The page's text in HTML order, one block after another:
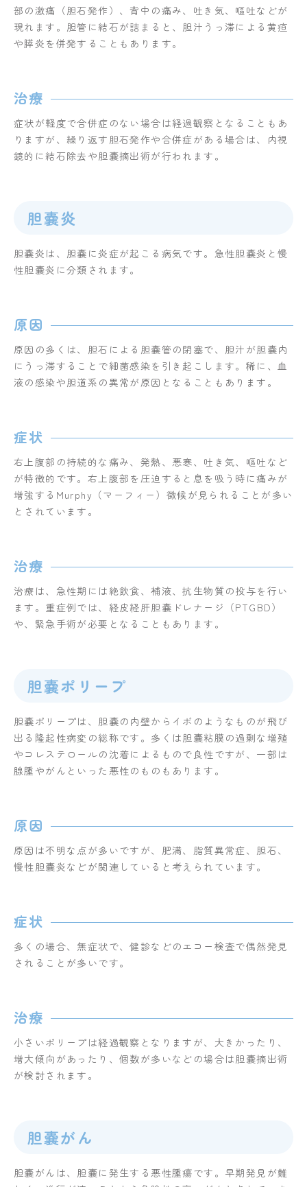
部の激痛（胆石発作）、背中の痛み、吐き気、嘔吐などが
現れます。胆管に結石が詰まると、胆汁うっ滞による黄疸
や膵炎を併発することもあります。
治療
症状が軽度で合併症のない場合は経過観察となることもあ
りますが、繰り返す胆石発作や合併症がある場合は、内視
鏡的に結石除去や胆嚢摘出術が行われます。
胆嚢炎
胆嚢炎は、胆嚢に炎症が起こる病気です。急性胆嚢炎と慢
性胆嚢炎に分類されます。
原因
原因の多くは、胆石による胆嚢管の閉塞で、胆汁が胆嚢内
にうっ滞することで細菌感染を引き起こします。稀に、血
液の感染や胆道系の異常が原因となることもあります。
症状
右上腹部の持続的な痛み、発熱、悪寒、吐き気、嘔吐など
が特徴的です。右上腹部を圧迫すると息を吸う時に痛みが
増強するMurphy（マーフィー）徴候が見られることが多い
とされています。
治療
治療は、急性期には絶飲食、補液、抗生物質の投与を行い
ます。重症例では、経皮経肝胆嚢ドレナージ（PTGBD）
や、緊急手術が必要となることもあります。
胆嚢ポリープ
胆嚢ポリープは、胆嚢の内壁からイボのようなものが飛び
出る隆起性病変の総称です。多くは胆嚢粘膜の過剰な増殖
やコレステロールの沈着によるもので良性ですが、一部は
腺腫やがんといった悪性のものもあります。
原因
原因は不明な点が多いですが、肥満、脂質異常症、胆石、
慢性胆嚢炎などが関連していると考えられています。
症状
多くの場合、無症状で、健診などのエコー検査で偶然発見
されることが多いです。
治療
小さいポリープは経過観察となりますが、大きかったり、
増大傾向があったり、個数が多いなどの場合は胆嚢摘出術
が検討されます。
胆嚢がん
胆嚢がんは、胆嚢に発生する悪性腫瘍です。早期発見が難